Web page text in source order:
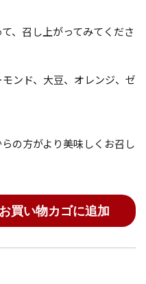
、召し上がってみてくださ
ンド、大豆、オレンジ、ゼ
の方がより美味しくお召し
お買い物カゴに追加